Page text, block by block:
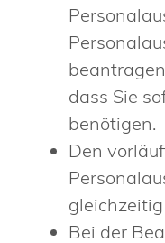
dass Sie
benötigen.
Den
Bei der